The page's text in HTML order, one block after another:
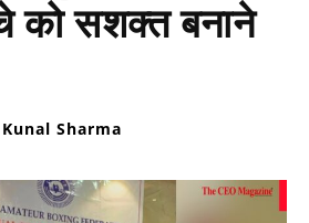
को सशक्त बनाने
Kunal Sharma